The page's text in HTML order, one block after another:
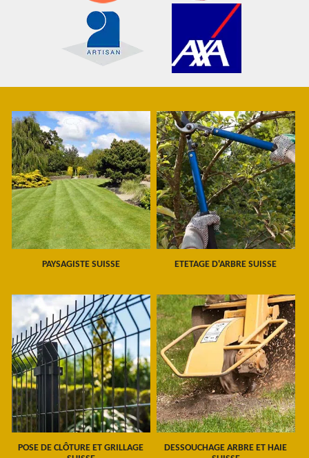
PAYSAGISTE SUISSE ETETAGE D'ARBRE SUISSE
POSE DE CLÔTURE ET GRILLAGE
DESSOUCHAGE ARBRE ET HAIE